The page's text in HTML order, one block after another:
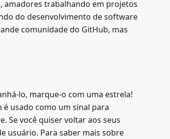
amadores trabalhando em projetos
do desenvolvimento de software
comunidade do GitHub, mas
lo, marque-o com uma estrela!
usado como um sinal para
Se você quiser voltar aos seus
usuário. Para saber mais sobre